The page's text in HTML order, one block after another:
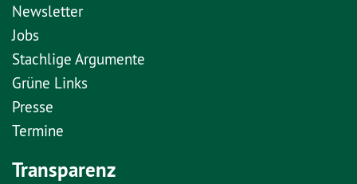
Newsletter
Jobs
Stachlige Argumente
Grüne Links
Presse
Termine
Transparenz